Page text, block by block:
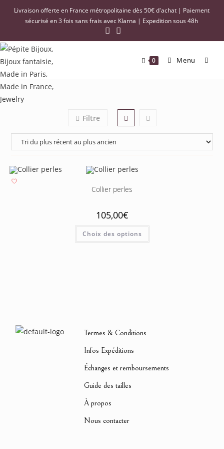
Livraison offerte en France métropolitaine dès 50€ d'achat | Paiement
sécurisé en 3 fois sans frais avec Klarna | Expedition sous 48h
0 Menu
Filtre
Collier perles
105,00€
Choix des options
Termes & Conditions
Infos Expéditions
Échanges et remboursements
Guide des tailles
À propos
Nous contacter